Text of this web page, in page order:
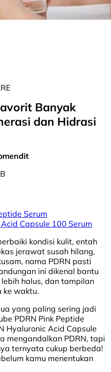
Banyak
dan Hidrasi
Serum
Capsule 100 Serum
kondisi kulit, entah
jerawat susah hilang,
nama PDRN pasti
ini dikenal bantu
halus, dan tampilan
ke waktu.
yang paling sering jadi
PDRN Pink Peptide
Hyaluronic Acid Capsule
mengandalkan PDRN, tapi
ternyata cukup berbeda!
kamu menentukan